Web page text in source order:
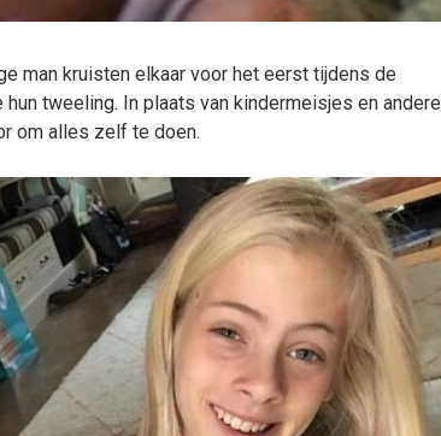
man kruisten elkaar voor het eerst tijdens de
tweeling. In plaats van kindermeisjes en andere
om alles zelf te doen.